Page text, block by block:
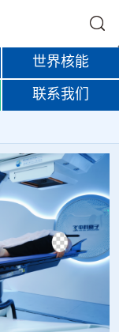
世界核能
联系我们